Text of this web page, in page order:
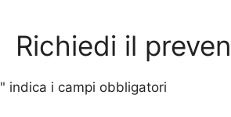
Richiedi il
" indica i campi obbligatori